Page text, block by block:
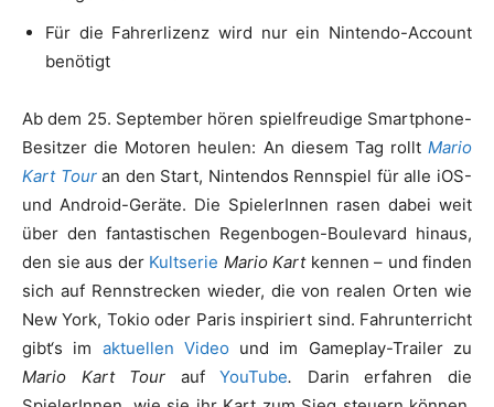
Für die Fahrerlizenz wird nur ein Nintendo-Account
benötigt
Ab dem 25. September hören spielfreudige Smartphone-
Besitzer die Motoren heulen: An diesem Tag rollt Mario
Kart Touran den Start, Nintendos Rennspiel für alle iOS-
und Android-Geräte. Die SpielerInnen rasen dabei weit
über den fantastischen Regenbogen-Boulevard hinaus,
den sie aus der Kultserie Mario Kartkennen – und finden
sich auf Rennstrecken wieder, die von realen Orten wie
New York, Tokio oder Paris inspiriert sind. Fahrunterricht
gibt‘s im aktuellen Video und im Gameplay-Trailer zu
Mario Kart Tour aufYouTube. Darin erfahren die